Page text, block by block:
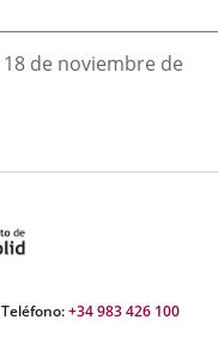
externa.
de noviembre de
+34 983 426 100